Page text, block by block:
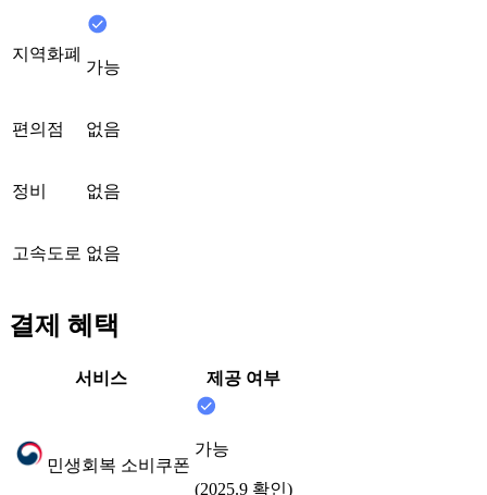
지역화폐
가능
편의점 없음
정비 없음
고속도로 없음
결제 혜택
서비스 제공 여부
민생회복 소비쿠폰
가능
(2025.9 확인)